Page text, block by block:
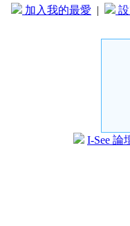
加入我的最愛 |
I-See 論